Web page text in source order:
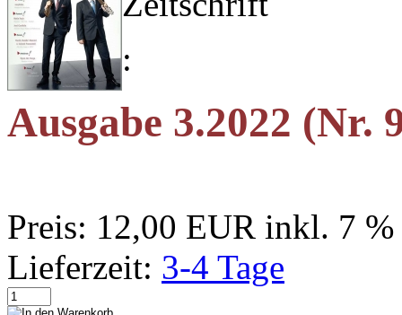
:
Ausgabe 3.2022 (Nr.
Preis: 12,00 EUR inkl. 7
Lieferzeit: 3-4 Tage